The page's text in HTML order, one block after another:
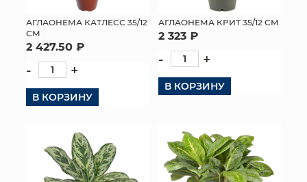
ОПТОВЫМ КЛИЕНТАМ
ДОСТАВКА И ОПЛАТА
КОНТАКТЫ
АГЛАОНЕМА КАТЛЕСС 35/12
СМ
2 427.50 ₽
- +
В КОРЗИНУ
АГЛАОНЕМА КРИТ 35/12 СМ
2 323 ₽
- +
В КОРЗИНУ